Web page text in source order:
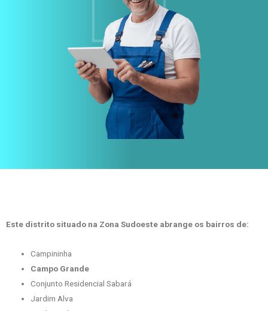
Este distrito situado na Zona Sudoeste abrange os bairros de:
Campininha
Campo Grande
Conjunto Residencial Sabará
Jardim Alva